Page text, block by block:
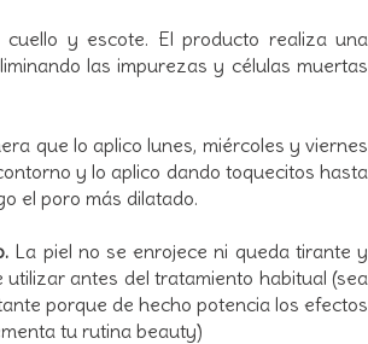
y escote. El producto realiza una
las impurezas y células muertas
que lo aplico lunes, miércoles y viernes
y lo aplico dando toquecitos hasta
el poro más dilatado.
La piel no se enrojece ni queda tirante y
antes del tratamiento habitual (sea
porque de hecho potencia los efectos
tu rutina beauty)